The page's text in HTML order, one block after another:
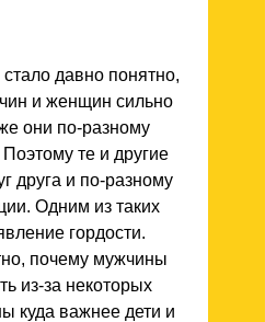
давно понятно,
и женщин сильно
они по-разному
те и другие
друга и по-разному
Одним из таких
гордости.
почему мужчины
из-за некоторых
куда важнее дети и